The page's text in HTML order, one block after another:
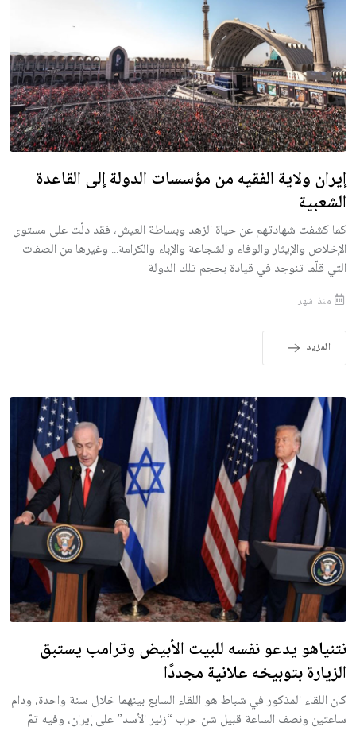
إيران ولاية الفقيه من مؤسسات الدولة إلى القاعدة
الشعبية
كما كشفت شهادتهم عن حياة الزهد وبساطة العيش، فقد دلّت على مستوى
الإخلاص والإيثار والوفاء والشجاعة والإباء والكرامة... وغيرها من الصفات
التي قلّما تنوجد في قيادة بحجم تلك الدولة
منذ شهر
المزيد
نتنياهو يدعو نفسه للبيت الأبيض وترامب يستبق
الزيارة بتوبيخه علانية مجددًا
كان اللقاء المذكور في شباط هو اللقاء السابع بينهما خلال سنة واحدة، ودام
ساعتين ونصف الساعة قبيل شن حرب “زئير الأسد” على إيران، وفيه تمّ